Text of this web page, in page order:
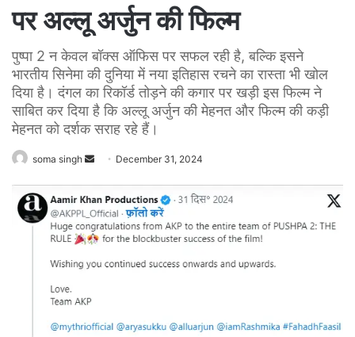
पर अल्लू अर्जुन की फिल्म
पुष्पा 2 न केवल बॉक्स ऑफिस पर सफल रही है, बल्कि इसने
भारतीय सिनेमा की दुनिया में नया इतिहास रचने का रास्ता भी खोल
दिया है। दंगल का रिकॉर्ड तोड़ने की कगार पर खड़ी इस फिल्म ने
साबित कर दिया है कि अल्लू अर्जुन की मेहनत और फिल्म की कड़ी
मेहनत को दर्शक सराह रहे हैं।
soma singh
n
d
a
i
December 31, 2024